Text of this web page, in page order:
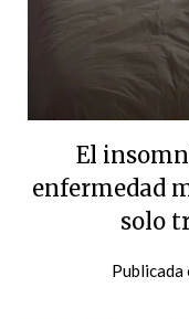
El
enfermedad
solo
Publicada